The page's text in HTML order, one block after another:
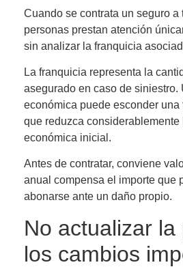
Cuando se contrata un seguro a
personas prestan atención
sin analizar la franquicia
La franquicia representa la
asegurado en caso de siniestro.
económica puede esconder
que reduzca considerablemente
económica inicial.
Antes de contratar, conviene
anual compensa el importe que
abonarse ante un daño propio.
No actualizar la
los cambios